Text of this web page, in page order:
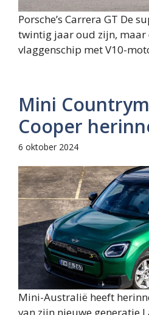
Porsche’s Carrera GT De
twintig jaar oud zijn, maar
vlaggenschip met V10-
Mini
Cooper
6 oktober 2024
Mini-Australië heeft